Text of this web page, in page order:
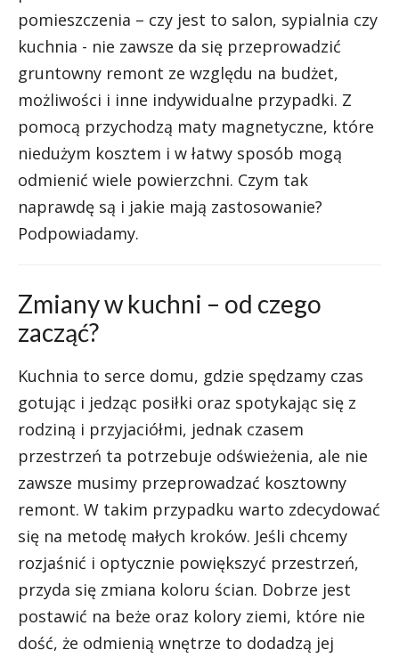
pomieszczenia – czy jest to salon, sypialnia czy
kuchnia - nie zawsze da się przeprowadzić
gruntowny remont ze względu na budżet,
możliwości i inne indywidualne przypadki. Z
pomocą przychodzą maty magnetyczne, które
niedużym kosztem i w łatwy sposób mogą
odmienić wiele powierzchni. Czym tak
naprawdę są i jakie mają zastosowanie?
Podpowiadamy.
Zmiany w kuchni – od czego
zacząć?
Kuchnia to serce domu, gdzie spędzamy czas
gotując i jedząc posiłki oraz spotykając się z
rodziną i przyjaciółmi, jednak czasem
przestrzeń ta potrzebuje odświeżenia, ale nie
zawsze musimy przeprowadzać kosztowny
remont. W takim przypadku warto zdecydować
się na metodę małych kroków. Jeśli chcemy
rozjaśnić i optycznie powiększyć przestrzeń,
przyda się zmiana koloru ścian. Dobrze jest
postawić na beże oraz kolory ziemi, które nie
dość, że odmienią wnętrze to dodadzą jej